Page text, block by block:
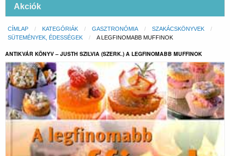
Akciók
Morzsa
CÍMLAP KATEGÓRIÁK GASZTRONÓMIA
SZAKÁCSKÖNYVEK
SÜTEMÉNYEK, ÉDESSÉGEK
CURRENT:
A LEGFINOMABB MUFFINOK
ANTIKVÁR KÖNYV – JUSTH SZILVIA (SZERK.) A LEGFINOMABB MUFFINOK